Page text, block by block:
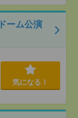
ーム公演
気になる！